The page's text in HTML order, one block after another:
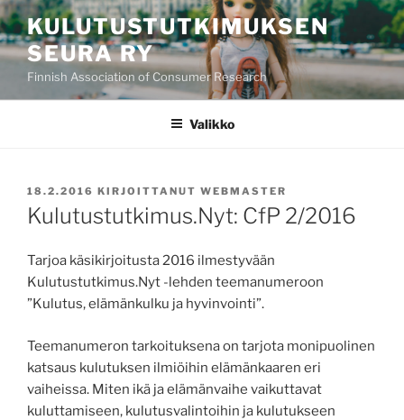
Siirry
sisältöönKULUTUSTUTKIMUKSEN
SEURA RY
Finnish Association of Consumer Research
Valikko
JULKAISTU
18.2.2016 KIRJOITTANUT WEBMASTER
Kulutustutkimus.Nyt: CfP 2/2016
Tarjoa käsikirjoitusta 2016 ilmestyvään
Kulutustutkimus.Nyt -lehden teemanumeroon
”Kulutus, elämänkulku ja hyvinvointi”.
Teemanumeron tarkoituksena on tarjota monipuolinen
katsaus kulutuksen ilmiöihin elämänkaaren eri
vaiheissa. Miten ikä ja elämänvaihe vaikuttavat
kuluttamiseen, kulutusvalintoihin ja kulutukseen